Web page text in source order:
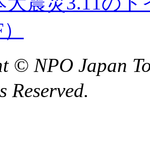
© NPO Japan
Reserved.